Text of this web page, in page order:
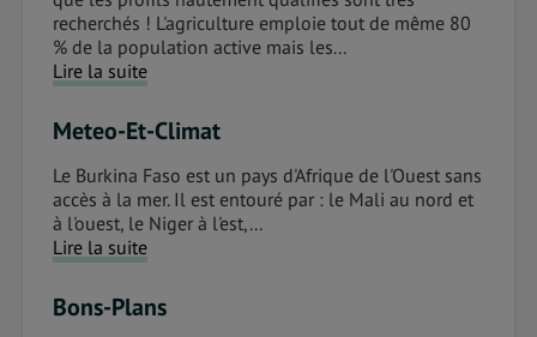
recherchés ! L'agriculture emploie tout de même 80
% de la population active mais les...
Lire la suite
Meteo-Et-Climat
Le Burkina Faso est un pays d'Afrique de l'Ouest sans
accès à la mer. Il est entouré par : le Mali au nord et
à l'ouest, le Niger à l'est,...
Lire la suite
Bons-Plans